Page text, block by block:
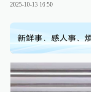
2025-10-13 16:50